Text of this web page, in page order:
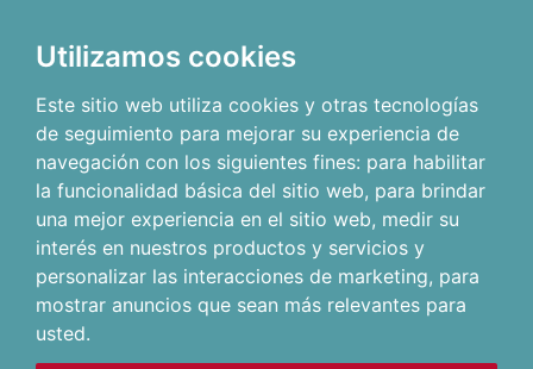
Utilizamos cookies
Este sitio web utiliza cookies y otras tecnologías
de seguimiento para mejorar su experiencia de
navegación con los siguientes fines: para habilitar
la funcionalidad básica del sitio web, para brindar
una mejor experiencia en el sitio web, medir su
interés en nuestros productos y servicios y
personalizar las interacciones de marketing, para
mostrar anuncios que sean más relevantes para
usted.